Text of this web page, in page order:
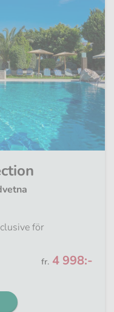
för
Från
fr. 4 998:-